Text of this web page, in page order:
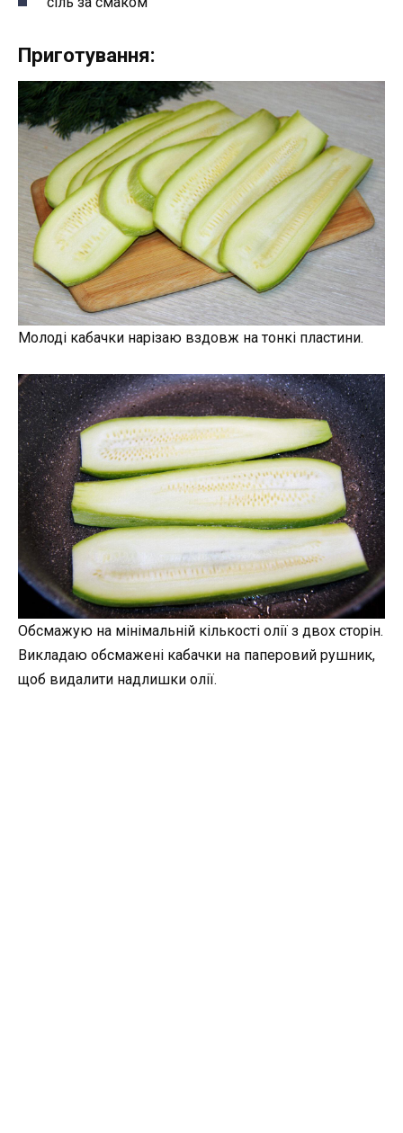
Приготування:
Молоді кабачки нарізаю вздовж на тонкі пластини.
Обсмажую на мінімальній кількості олії з двох сторін.
Викладаю обсмажені кабачки на паперовий рушник,
щоб видалити надлишки олії.